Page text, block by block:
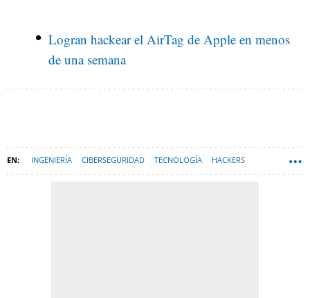
Logran hackear el AirTag de Apple en menos
de una semana
INGENIERÍA CIBERSEGURIDAD TECNOLOGÍA HACKERS